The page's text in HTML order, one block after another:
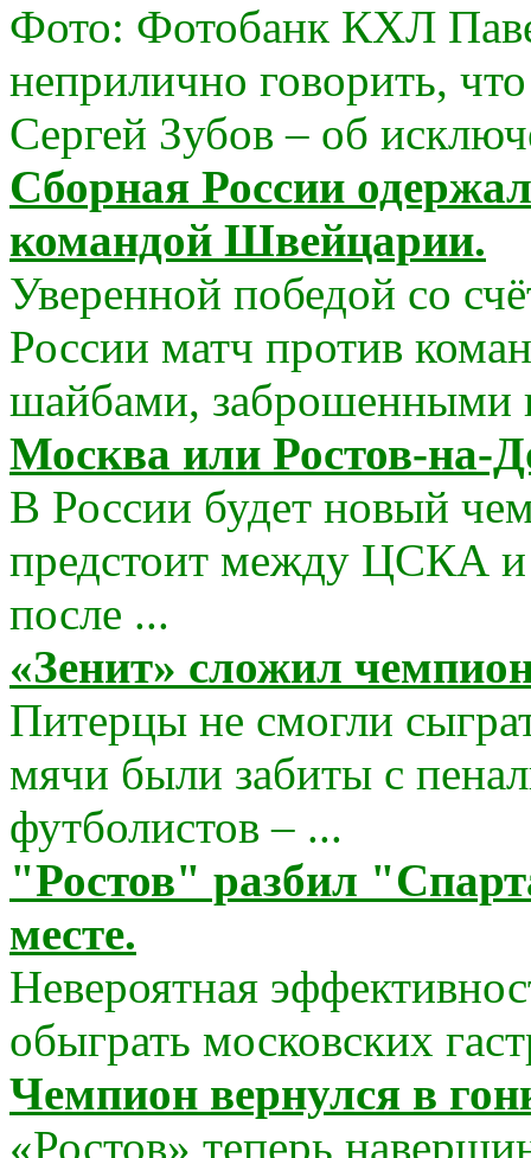
Фото: Фотобанк КХЛ
неприлично говорить,
Сергей Зубов – об
Сборная России
командой Швейцарии.
Уверенной победой со
России матч против
шайбами, заброшенными
Москва или Ростов-на-
В России будет новый
предстоит между ЦСКА и
после ...
«Зенит» сложил
Питерцы не смогли
мячи были забиты с
футболистов – ...
"Ростов" разбил
месте.
Невероятная
обыграть московских
Чемпион вернулся в
«Ростов» теперь